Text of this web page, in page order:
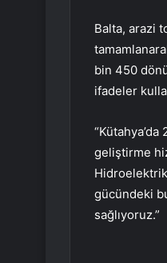
Balta, arazi
bin 450
ifadeler
geliştirme
gücündeki
sağlıyoruz.”